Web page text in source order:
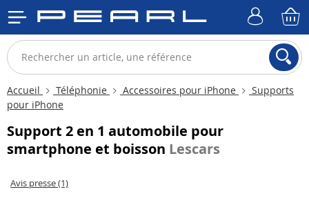
Accueil Téléphonie Accessoires pour iPhone
Supports
pour iPhone
Support 2 en 1 automobile pour
smartphone et boisson Lescars
Avis presse (1)